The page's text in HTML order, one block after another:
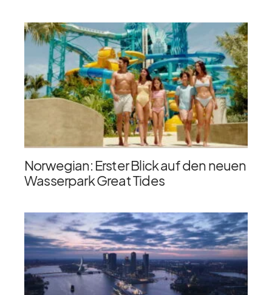
Norwegian: Erster Blick auf den neuen
Wasserpark Great Tides